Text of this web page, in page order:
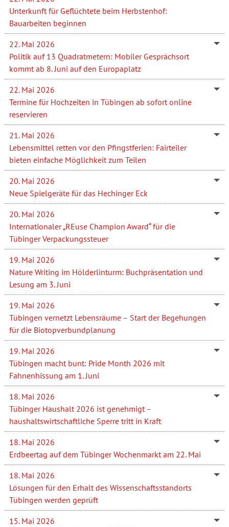
Unterkunft für Geflüchtete beim Herbstenhof:
Bauarbeiten beginnen
22. Mai 2026
Politik auf 13 Quadratmetern: Mobiler Gesprächsort
kommt ab 8. Juni auf den Europaplatz
22. Mai 2026
Termine für Hochzeiten in Tübingen ab sofort online
reservieren
21. Mai 2026
Lebensmittel retten vor den Pfingstferien: Fairteiler
bieten einfache Möglichkeit zum Teilen
20. Mai 2026
Neue Spielgeräte für das Hechinger Eck
20. Mai 2026
Internationaler „REuse Champion Award“ für die
Tübinger Verpackungssteuer
19. Mai 2026
Nature Writing im Hölderlinturm: Buchpräsentation und
Lesung am 3. Juni
19. Mai 2026
Tübingen vernetzt Lebensräume – Start der Begehungen
für die Biotopverbundplanung
19. Mai 2026
Tübingen macht bunt: Pride Month 2026 mit
Fahnenhissung am 1. Juni
18. Mai 2026
Tübinger Haushalt 2026 ist genehmigt –
haushaltswirtschaftliche Sperre tritt in Kraft
18. Mai 2026
Erdbeertag auf dem Tübinger Wochenmarkt am 22. Mai
18. Mai 2026
Lösungen für den Erhalt des Wissenschaftsstandorts
Tübingen werden geprüft
15. Mai 2026